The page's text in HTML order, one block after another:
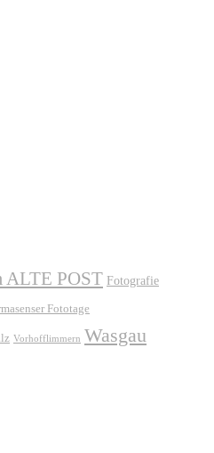
ALTE POST Fotografie
Fototage
Vorhofflimmern Wasgau